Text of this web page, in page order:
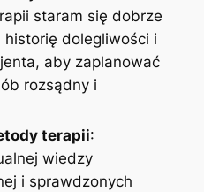
staram się dobrze
historię dolegliwości i
aby zaplanować
rozsądny i
terapii:
wiedzy
i sprawdzonych